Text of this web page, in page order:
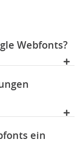
Webfonts?
ein